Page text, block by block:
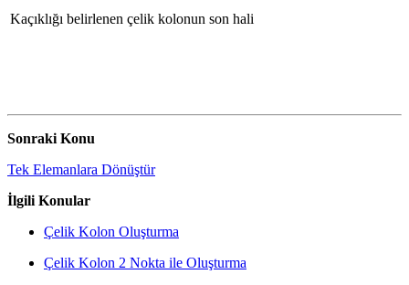
Kaçıklığı belirlenen çelik kolonun son hali
Sonraki Konu
Tek Elemanlara Dönüştür
İlgili Konular
Çelik Kolon Oluşturma
Çelik Kolon 2 Nokta ile Oluşturma